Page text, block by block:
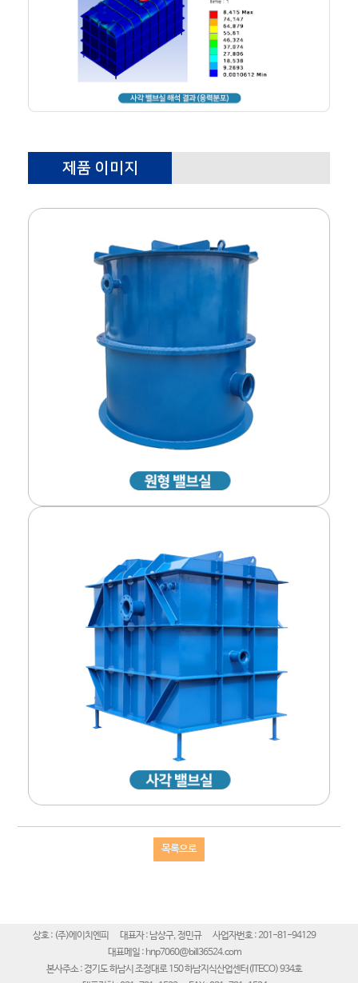
제품 이미지
목록으로
상호 : (주)에이치엔피 대표자 : 남상구, 정민규
사업자번호 : 201-81-94129
대표메일 : hnp7060@bill36524.com
본사주소 : 경기도 하남시 조정대로 150 하남지식산업센터(ITECO) 934호